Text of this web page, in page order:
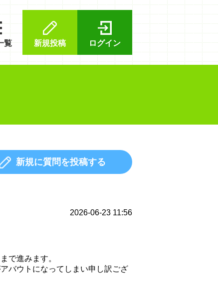
ログイン
新規投稿
覧
新規に質問を投稿する
2026-06-23 11:56
で進みます。
バウトになってしまい申し訳ござ